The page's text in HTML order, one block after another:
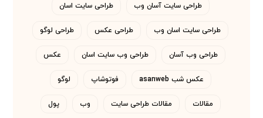
طراحی سایت آسان وب طراحی سایت اسان
طراحی سایت اسان وب طراحی عکس طراحی لوگو
طراحی وب آسان طراحی وب سایت اسان عکس
عکس شب asanweb فوتوشاپ لوگو
مقالات مقالات طراحی سایت وب پول